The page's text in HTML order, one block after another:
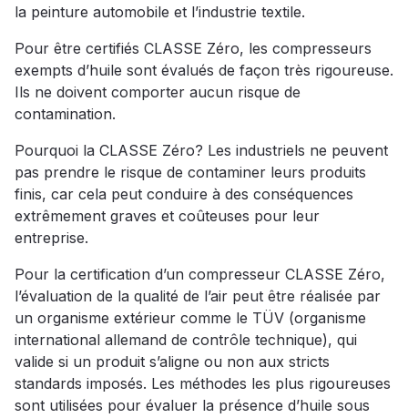
la peinture automobile et l’industrie textile.
Pour être certifiés CLASSE Zéro, les compresseurs
exempts d’huile sont évalués de façon très rigoureuse.
Ils ne doivent comporter aucun risque de
contamination.
Pourquoi la CLASSE Zéro? Les industriels ne peuvent
pas prendre le risque de contaminer leurs produits
finis, car cela peut conduire à des conséquences
extrêmement graves et coûteuses pour leur
entreprise.
Pour la certification d’un compresseur CLASSE Zéro,
l’évaluation de la qualité de l’air peut être réalisée par
un organisme extérieur comme le TÜV (organisme
international allemand de contrôle technique), qui
valide si un produit s’aligne ou non aux stricts
standards imposés. Les méthodes les plus rigoureuses
sont utilisées pour évaluer la présence d’huile sous